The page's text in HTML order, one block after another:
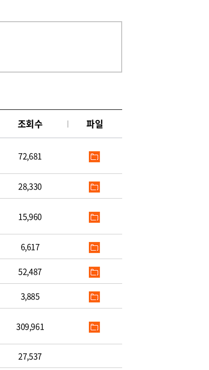
조회수 파일
72,681
28,330
15,960
6,617
52,487
3,885
309,961
27,537